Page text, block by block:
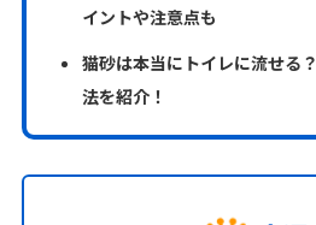
イントや注意点も
猫砂は本当にトイレに流せる
法を紹介！